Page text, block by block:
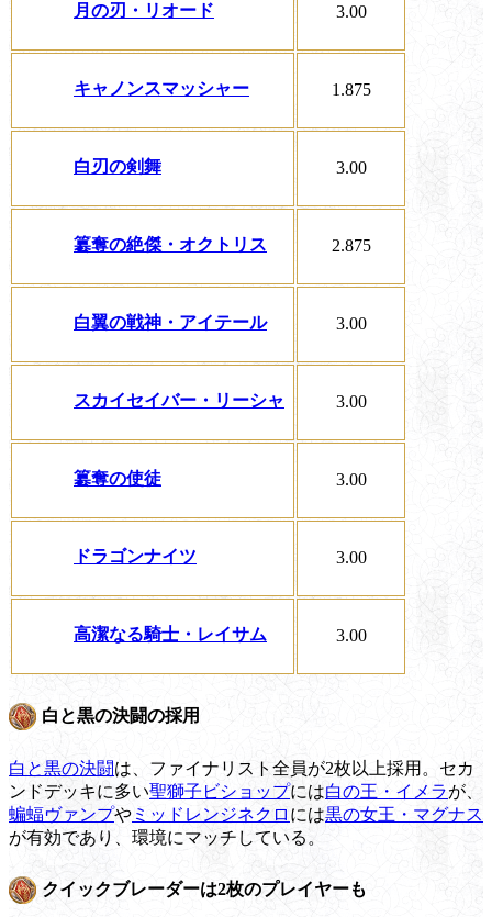
月の刃・リオード 3.00
キャノンスマッシャー 1.875
白刃の剣舞 3.00
簒奪の絶傑・オクトリス 2.875
白翼の戦神・アイテール 3.00
スカイセイバー・リーシャ 3.00
簒奪の使徒 3.00
ドラゴンナイツ 3.00
高潔なる騎士・レイサム 3.00
白と黒の決闘の採用
白と黒の決闘は、ファイナリスト全員が2枚以上採用。セカ
ンドデッキに多い聖獅子ビショップには白の王・イメラが、
蝙蝠ヴァンプや ミッドレンジネクロ には黒の女王・マグナス
が有効であり、環境にマッチしている。
クイックブレーダーは2枚のプレイヤーも